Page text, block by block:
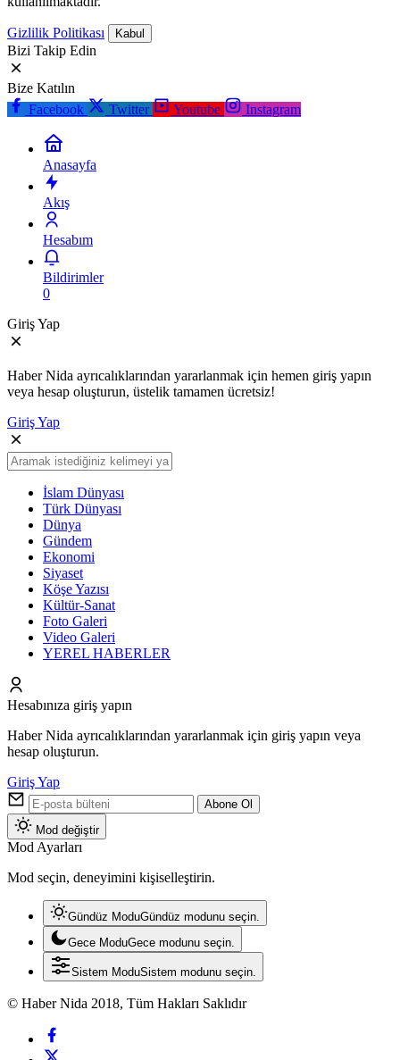
Gizlilik Politikası Kabul
Bizi Takip Edin
Bize Katılın
Facebook
Twitter Youtube Instagram
Anasayfa
Akış
Hesabım
Bildirimler
0
Giriş Yap
Haber Nida ayrıcalıklarından yararlanmak için hemen giriş yapın
veya hesap oluşturun, üstelik tamamen ücretsiz!
Giriş Yap
İslam Dünyası
Türk Dünyası
Dünya
Gündem
Ekonomi
Siyaset
Köşe Yazısı
Kültür-Sanat
Foto Galeri
Video Galeri
YEREL HABERLER
Hesabınıza giriş yapın
Haber Nida ayrıcalıklarından yararlanmak için giriş yapın veya
hesap oluşturun.
Giriş Yap
Abone Ol
Mod değiştir
Mod Ayarları
Mod seçin, deneyimini kişiselleştirin.
Gündüz ModuGündüz modunu seçin.
Gece ModuGece modunu seçin.
Sistem ModuSistem modunu seçin.
© Haber Nida 2018, Tüm Hakları Saklıdır